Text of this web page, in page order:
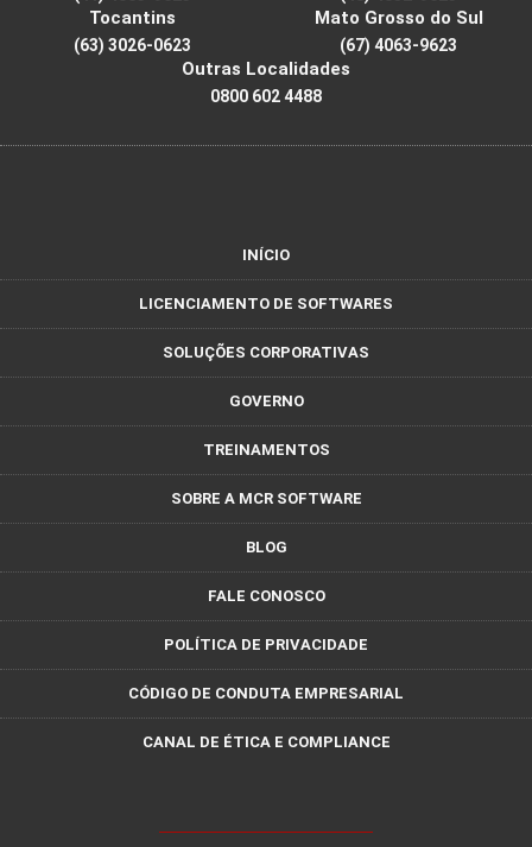
Tocantins
(63) 3026-0623
Mato Grosso do Sul
(67) 4063-9623
Outras Localidades
0800 602 4488
INÍCIO
LICENCIAMENTO DE SOFTWARES
SOLUÇÕES CORPORATIVAS
GOVERNO
TREINAMENTOS
SOBRE A MCR SOFTWARE
BLOG
FALE CONOSCO
POLÍTICA DE PRIVACIDADE
CÓDIGO DE CONDUTA EMPRESARIAL
CANAL DE ÉTICA E COMPLIANCE